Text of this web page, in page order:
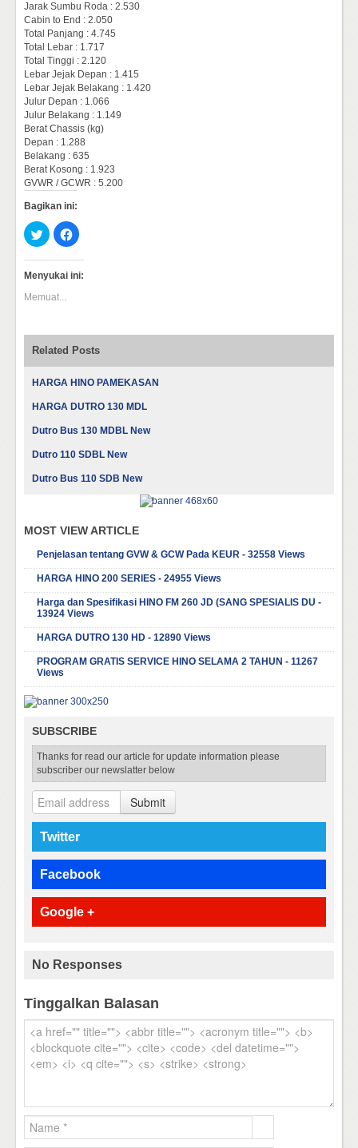
Jarak Sumbu Roda : 2.530
Cabin to End : 2.050
Total Panjang : 4.745
Total Lebar : 1.717
Total Tinggi : 2.120
Lebar Jejak Depan : 1.415
Lebar Jejak Belakang : 1.420
Julur Depan : 1.066
Julur Belakang : 1.149
Berat Chassis (kg)
Depan : 1.288
Belakang : 635
Berat Kosong : 1.923
GVWR / GCWR : 5.200
Bagikan ini:
Klik
untuk
berbagi
pada
Twitter(Membuka
di
yang
Klik
untuk
di
Facebook(Membuka
di
Menyukai ini:
Memuat...
Related Posts
HARGA HINO PAMEKASAN
HARGA DUTRO 130 MDL
Dutro Bus 130 MDBL New
Dutro 110 SDBL New
Dutro Bus 110 SDB New
MOST VIEW ARTICLE
Penjelasan tentang GVW & GCW Pada KEUR - 32558 Views
HARGA HINO 200 SERIES - 24955 Views
Harga dan Spesifikasi HINO FM 260 JD (SANG SPESIALIS DU -
13924 Views
HARGA DUTRO 130 HD - 12890 Views
PROGRAM GRATIS SERVICE HINO SELAMA 2 TAHUN - 11267
Views
SUBSCRIBE
Thanks for read our article for update information please
subscriber our newslatter below
Submit
Twitter
Facebook
Google +
No Responses
Tinggalkan Balasan